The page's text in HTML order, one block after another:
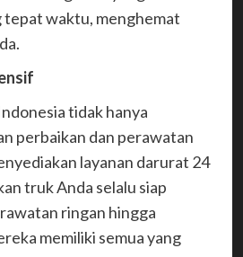
tepat waktu, menghemat
tidak hanya
perbaikan dan perawatan
layanan darurat 24
truk Anda selalu siap
ringan hingga
memiliki semua yang